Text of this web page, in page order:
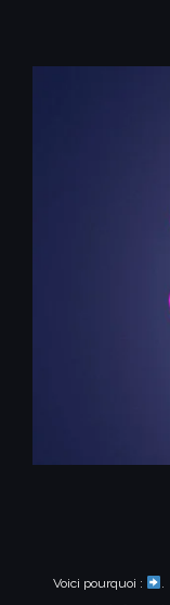
Voici pourquoi :